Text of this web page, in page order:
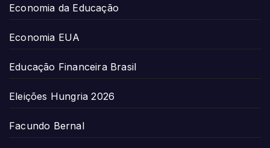
Economia da Educação
Economia EUA
Educação Financeira Brasil
Eleições Hungria 2026
Facundo Bernal